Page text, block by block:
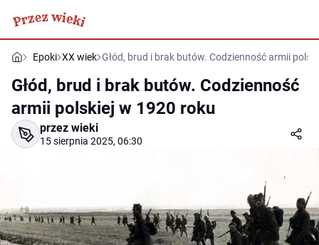
Epoki XX wiek Głód, brud i brak butów. Codzienność armii
Głód, brud i brak butów. Codzienność
armii polskiej w 1920 roku
przez wieki
15 sierpnia 2025, 06:30